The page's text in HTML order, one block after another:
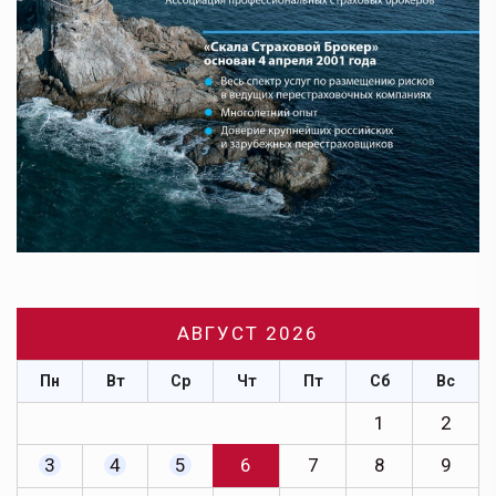
АВГУСТ 2026
Пн Вт Ср Чт Пт Сб Вс
1
2
3
4 5 6 7 8 9